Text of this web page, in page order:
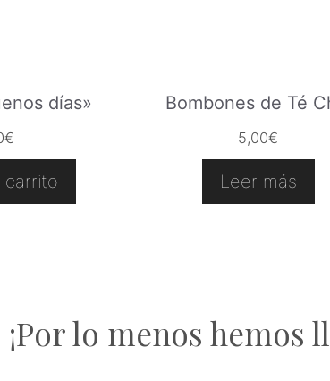
días»
€
carrito
Bombones de Té
5,00€
Leer más
lo menos hemos